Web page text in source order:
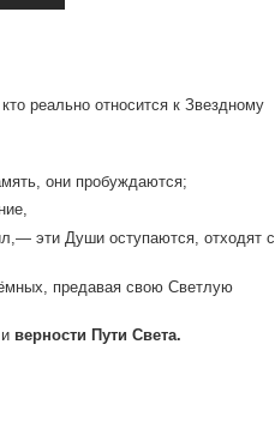
реально относится к Звездному
они пробуждаются;
эти Души оступаются, отходят с
предавая свою Светлую
верности Пути Света.